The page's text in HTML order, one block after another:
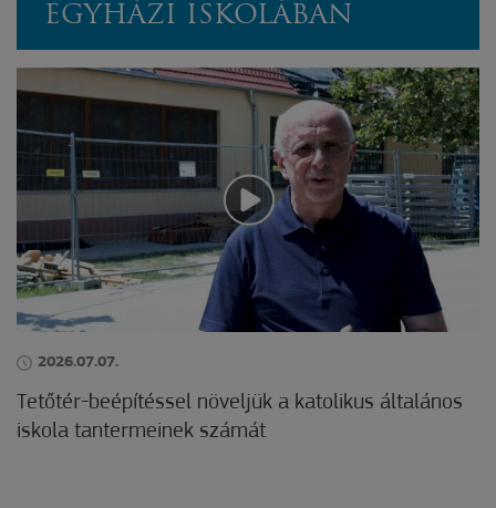
EGYHÁZI ISKOLÁBAN
2026.07.07.
Tetőtér-beépítéssel növeljük a katolikus általános
iskola tantermeinek számát